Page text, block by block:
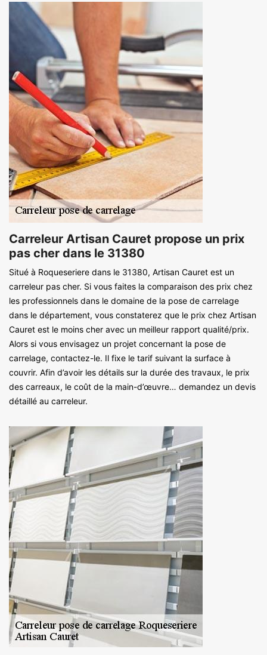
Carreleur Artisan Cauret propose un prix
pas cher dans le 31380
Situé à Roqueseriere dans le 31380, Artisan Cauret est un
carreleur pas cher. Si vous faites la comparaison des prix chez
les professionnels dans le domaine de la pose de carrelage
dans le département, vous constaterez que le prix chez Artisan
Cauret est le moins cher avec un meilleur rapport qualité/prix.
Alors si vous envisagez un projet concernant la pose de
carrelage, contactez-le. Il fixe le tarif suivant la surface à
couvrir. Afin d’avoir les détails sur la durée des travaux, le prix
des carreaux, le coût de la main-d’œuvre… demandez un devis
détaillé au carreleur.